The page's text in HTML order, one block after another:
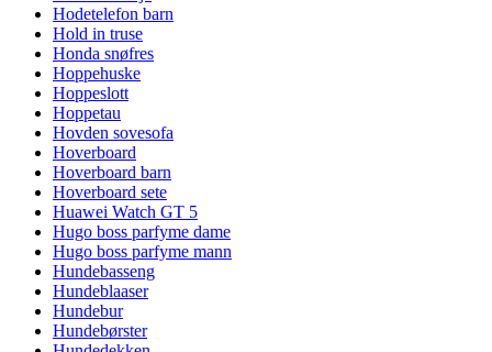
Hodetelefon barn
Hold in truse
Honda snøfres
Hoppehuske
Hoppeslott
Hoppetau
Hovden sovesofa
Hoverboard
Hoverboard barn
Hoverboard sete
Huawei Watch GT 5
Hugo boss parfyme dame
Hugo boss parfyme mann
Hundebasseng
Hundeblaaser
Hundebur
Hundebørster